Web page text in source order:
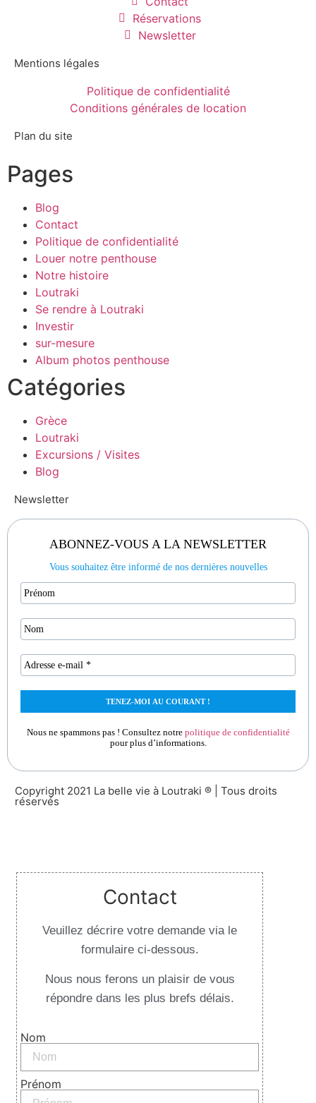
Réservations
Newsletter
Mentions légales
Politique de confidentialité
Conditions générales de location
Plan du site
Pages
Blog
Contact
Politique de confidentialité
Louer notre penthouse
Notre histoire
Loutraki
Se rendre à Loutraki
Investir
sur-mesure
Album photos penthouse
Catégories
Grèce
Loutraki
Excursions / Visites
Blog
Newsletter
ABONNEZ-VOUS A LA NEWSLETTER
Vous souhaitez être informé de nos dernières nouvelles
Nous ne spammons pas ! Consultez notre politique de confidentialité
pour plus d’informations.
Copyright 2021 La belle vie à Loutraki ® | Tous droits
réservés
Contact
Veuillez décrire votre demande via le
formulaire ci-dessous.
Nous nous ferons un plaisir de vous
répondre dans les plus brefs délais.
Nom
Prénom